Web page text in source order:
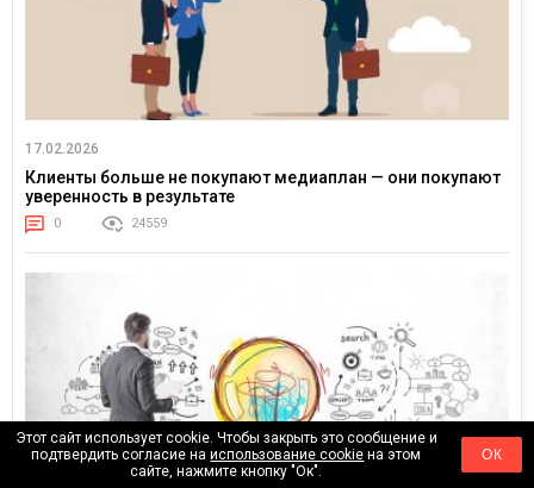
17.02.2026
Клиенты больше не покупают медиаплан — они покупают
уверенность в результате
0 24559
Этот сайт использует cookie. Чтобы закрыть это сообщение и
подтвердить согласие наиспользование cookie на этом
сайте, нажмите кнопку "Ок".
ОК